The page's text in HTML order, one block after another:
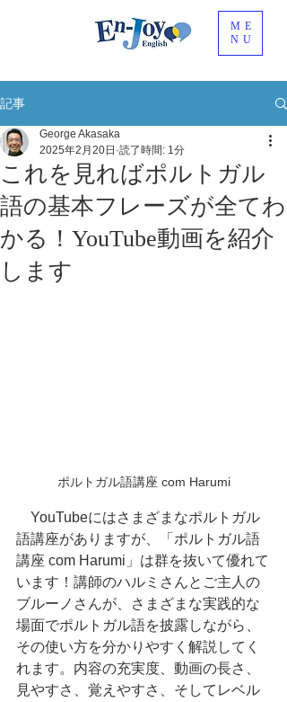
ME
NU
記事
これを見ればポルトガル
語の基本フレーズが全てわ
かる！YouTube動画を紹介
します
George Akasaka
2025年2月20日 読了時間: 1分
ポルトガル語講座 com Harumi
YouTubeにはさまざまなポルトガル
語講座がありますが、「ポルトガル語
講座 com Harumi」は群を抜いて優れて
います！講師のハルミさんとご主人の
ブルーノさんが、さまざまな実践的な
場面でポルトガル語を披露しながら、
その使い方を分かりやすく解説してく
れます。内容の充実度、動画の長さ、
見やすさ、覚えやすさ、そしてレベル